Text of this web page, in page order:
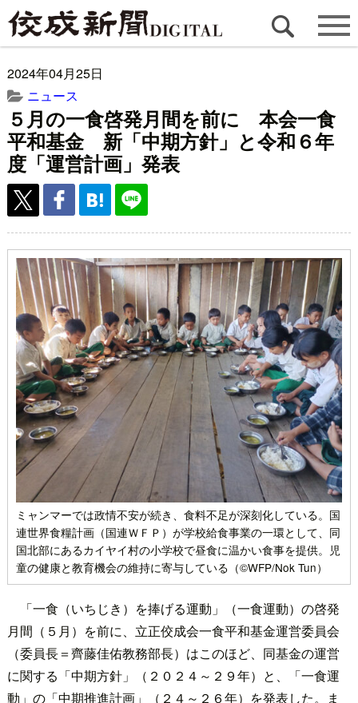
2024年04月25日
ニュース
５月の一食啓発月間を前に 本会一食
平和基金 新「中期方針」と令和６年
度「運営計画」発表
ミャンマーでは政情不安が続き、食料不足が深刻化している。国
連世界食糧計画（国連ＷＦＰ）が学校給食事業の一環として、同
国北部にあるカイヤイ村の小学校で昼食に温かい食事を提供。児
童の健康と教育機会の維持に寄与している（©WFP/Nok Tun）
「一食（いちじき）を捧げる運動」（一食運動）の啓発
月間（５月）を前に、立正佼成会一食平和基金運営委員会
（委員長＝齊藤佳佑教務部長）はこのほど、同基金の運営
に関する「中期方針」（２０２４～２９年）と、「一食運
動」の「中期推進計画」（２４～２６年）を発表した。ま